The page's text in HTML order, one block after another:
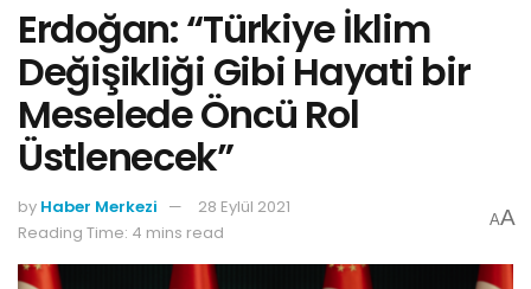
Erdoğan: “Türkiye İklim
Değişikliği Gibi Hayati bir
Meselede Öncü Rol
Üstlenecek”
by Haber Merkezi
28 Eylül 2021
Reading Time: 4 mins read
AA